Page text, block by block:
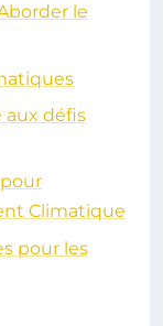
le
aux défis
Climatique
pour les